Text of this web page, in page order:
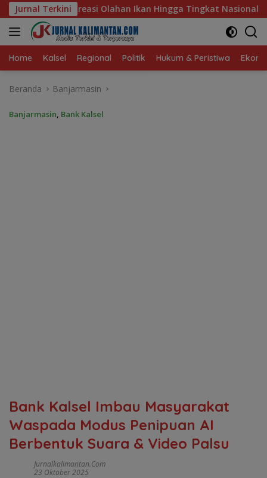
Langsung
ke
konten
Jurnal Terkini
Hingga Tingkat Nasional Pada Lomba Masak Serba Ikan
Home Kalsel Regional Politik Hukum & Peristiwa
Beranda Banjarmasin
Banjarmasin, Bank Kalsel
Bank Kalsel Imbau Masyarakat
Waspada Modus Penipuan AI
Berbentuk Suara & Video Palsu
Jurnalkalimantan.com
23 Oktober 2025